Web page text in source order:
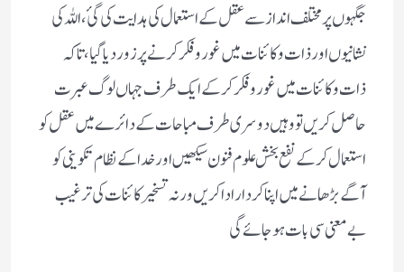
جگہوں پر مختلف انداز سے عقل کے استعمال کی ہدایت کی گئ، اللہ کی
نشانیوں اور ذات و کائنات میں غور و فکر کرنے پر زور دیا گیا، تاکہ
ذات و کائنات میں غورو فکر کر کے ایک طرف جہاں لوگ عبرت
حاصل کریں تو وہیں دوسری طرف مباحات کے دائرے میں عقل کو
استعمال کر کے نفع بخش علوم فنون سیکھیں اور خدا کے نظام تکوینی کو
آگے بڑھانے میں اپناکردار اداکریں ورنہ تسخیر کائنات کی ترغیب
بے معنی سی بات ہوجائے گی